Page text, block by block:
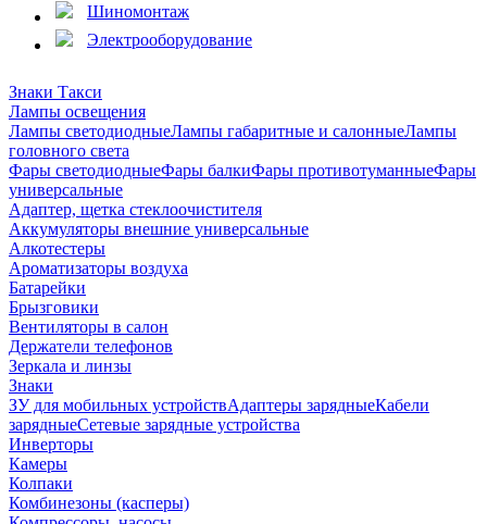
Шиномонтаж
Электрооборудование
Знаки Такси
Лампы освещения
Лампы светодиодныеЛампы габаритные и салонныеЛампы
головного света
Фары светодиодныеФары балкиФары противотуманныеФары
универсальные
Адаптер, щетка стеклоочистителя
Аккумуляторы внешние универсальные
Алкотестеры
Ароматизаторы воздуха
Батарейки
Брызговики
Вентиляторы в салон
Держатели телефонов
Зеркала и линзы
Знаки
ЗУ для мобильных устройствАдаптеры зарядныеКабели
зарядныеСетевые зарядные устройства
Инверторы
Камеры
Колпаки
Комбинезоны (касперы)